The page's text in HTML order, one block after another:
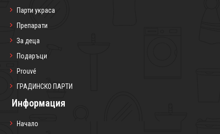
Парти украса
Препарати
За деца
Подаръци
Prouvé
ГРАДИНСКО ПАРТИ
Информация
Начало